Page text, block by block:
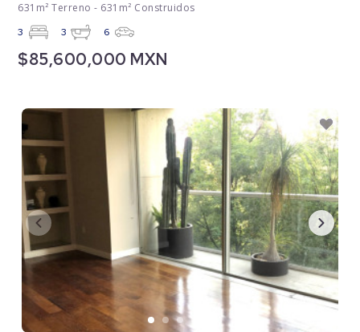
631m² Terreno - 631m² Construidos
3 3 6
$85,600,000 MXN